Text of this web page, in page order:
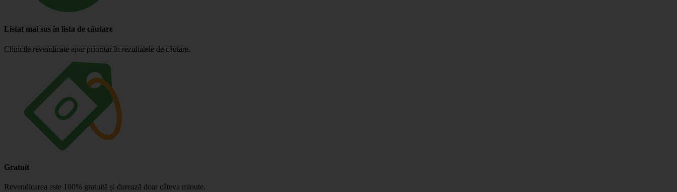
Listat mai sus în lista de căutare
Clinicile revendicate apar prioritar în rezultatele de căutare.
Gratuit
Revendicarea este 100% gratuită și durează doar câteva minute.